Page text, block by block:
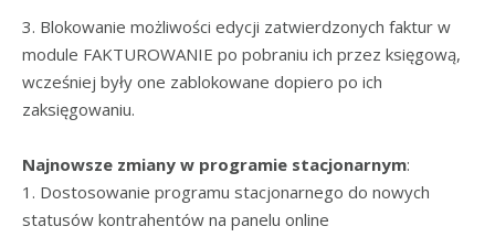
3. Blokowanie możliwości edycji zatwierdzonych faktur w
module FAKTUROWANIE po pobraniu ich przez księgową,
wcześniej były one zablokowane dopiero po ich
zaksięgowaniu.
Najnowsze zmiany w programie stacjonarnym:
1. Dostosowanie programu stacjonarnego do nowych
statusów kontrahentów na panelu online